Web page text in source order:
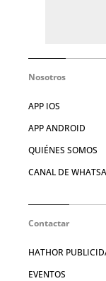
Nosotros
APP IOS
APP ANDROID
QUIÉNES SOMOS
CANAL DE
Contactar
HATHOR
EVENTOS